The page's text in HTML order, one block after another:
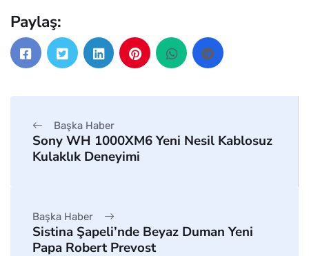
Paylaş:
Başka Haber
Sony WH 1000XM6 Yeni Nesil Kablosuz
Kulaklık Deneyimi
Başka Haber
Sistina Şapeli’nde Beyaz Duman Yeni
Papa Robert Prevost